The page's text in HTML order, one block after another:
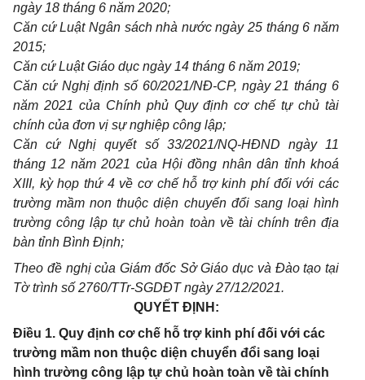
ngày 18 tháng 6 năm 2020;
Căn cứ Luật Ngân sách nhà nước ngày 25 tháng 6 năm
2015;
Căn cứ Luật Giáo dục ngày 14 tháng 6 năm 2019;
Căn cứ Nghị định số 60/2021/NĐ-CP, ngày 21 tháng 6
năm 2021 của Chính phủ Quy định cơ chế tự chủ tài
chính của đơn vị sự nghiệp công lập;
Căn cứ Nghị quyết số 33/2021/NQ-HĐND ngày 11
tháng 12 năm 2021 của Hội đồng nhân dân tỉnh khoá
XIII, kỳ họp thứ 4 về cơ chế hỗ trợ kinh phí đối với các
trường mầm non thuộc diện chuyển đổi sang loại hình
trường công lập tự chủ hoàn toàn về tài chính trên địa
bàn tỉnh Bình Định;
Theo đề nghị của Giám đốc Sở Giáo dục và Đào tạo tại
Tờ trình số 2760/TTr-SGDĐT ngày 27/12/2021.
QUYẾT ĐỊNH:
Điều 1. Quy định cơ chế hỗ trợ kinh phí đối với các
trường mầm non thuộc diện chuyển đổi sang loại
hình trường công lập tự chủ hoàn toàn về tài chính